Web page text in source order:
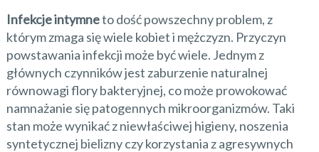
Infekcje intymneto dość powszechny problem, z
którym zmaga się wiele kobiet i mężczyzn. Przyczyn
powstawania infekcji może być wiele. Jednym z
głównych czynników jest zaburzenie naturalnej
równowagi flory bakteryjnej, co może prowokować
namnażanie się patogennych mikroorganizmów. Taki
stan może wynikać z niewłaściwej higieny, noszenia
syntetycznej bielizny czy korzystania z agresywnych